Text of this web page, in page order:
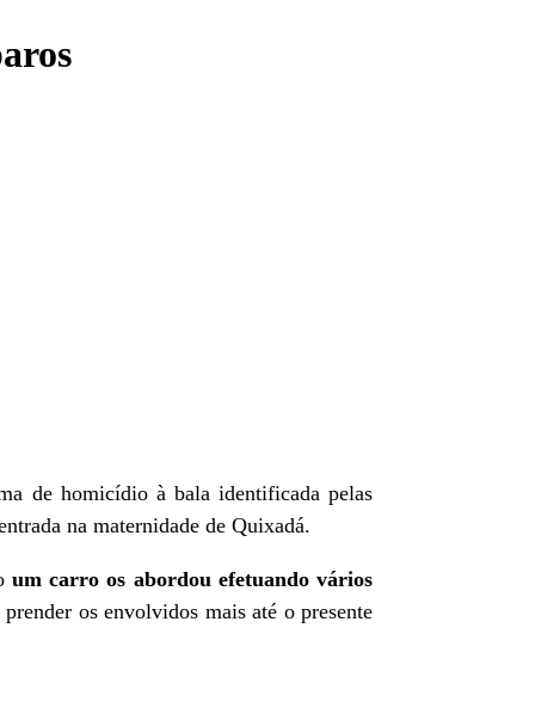
de homicídio à bala identificada pelas
na maternidade de Quixadá.
um carro os abordou efetuando vários
os envolvidos mais até o presente